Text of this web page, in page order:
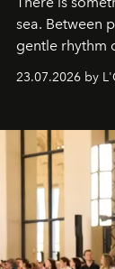
sea. Between
gentle rhythm
cruise fashion
23.07.2026 by